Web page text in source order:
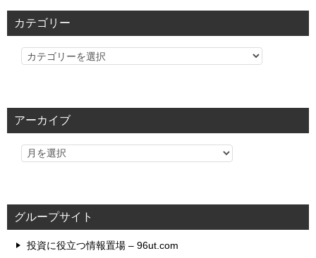
カテゴリー
カ
リ
アーカイブ
グループサイト
投資に役立つ情報置場 – 96ut.com